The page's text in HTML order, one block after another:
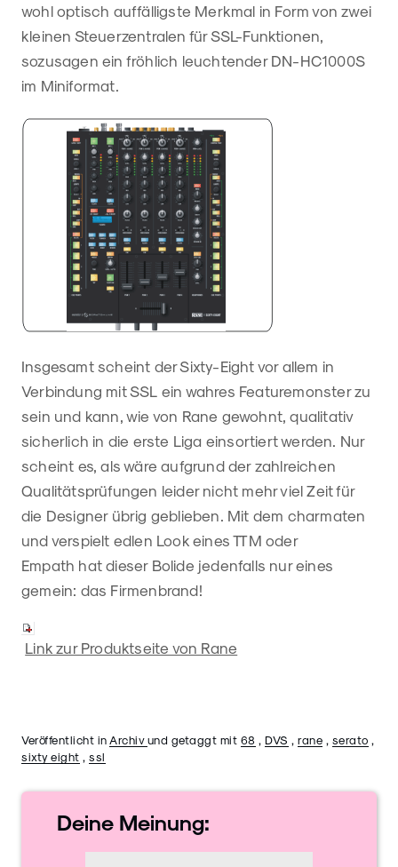
wohl optisch auffälligste Merkmal in Form von zwei
kleinen Steuerzentralen für SSL-Funktionen,
sozusagen ein fröhlich leuchtender DN-HC1000S
im Miniformat.
Insgesamt scheint der Sixty-Eight vor allem in
Verbindung mit SSL ein wahres Featuremonster zu
sein und kann, wie von Rane gewohnt, qualitativ
sicherlich in die erste Liga einsortiert werden. Nur
scheint es, als wäre aufgrund der zahlreichen
Qualitätsprüfungen leider nicht mehr viel Zeit für
die Designer übrig geblieben. Mit dem charmaten
und verspielt edlen Look eines TTM oder
Empath hat dieser Bolide jedenfalls nur eines
gemein: das Firmenbrand!
Link zur Produktseite von Rane
Veröffentlicht in Archiv und getaggt mit 68 DVS rane serato
sixty eight
ssl
Deine Meinung: